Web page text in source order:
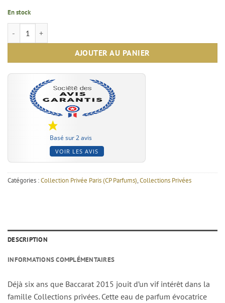
En stock
quantité de 2015 - Camarre
AJOUTER AU PANIER
Basé sur 2 avis
VOIR LES AVIS
Catégories :Collection Privée Paris (CP Parfums),Collections Privées
DESCRIPTION
INFORMATIONS COMPLÉMENTAIRES
Déjà six ans que Baccarat 2015 jouit d’un vif intérêt dans la
famille Collections privées. Cette eau de parfum évocatrice